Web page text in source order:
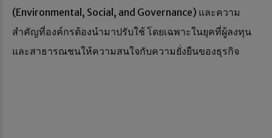
(Environmental, Social, and Governance) และความ
สำคัญที่องค์กรต้องนำมาปรับใช้ โดยเฉพาะในยุคที่ผู้ลงทุน
และสาธารณชนให้ความสนใจกับความยั่งยืนของธุรกิจ